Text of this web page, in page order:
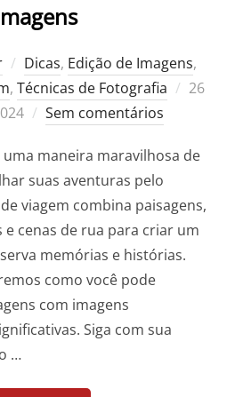
Dicas, Edição de Imagens,
, Técnicas de Fotografia
26
Sem comentários
maneira maravilhosa de
suas aventuras pelo
viagem combina paisagens,
cenas de rua para criar um
memórias e histórias.
como você pode
com imagens
Siga com sua
…